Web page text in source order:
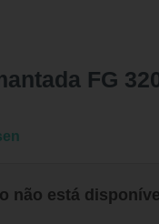
FG
não está